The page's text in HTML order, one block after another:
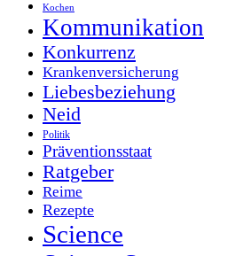
Kochen
Kommunikation
Konkurrenz
Krankenversicherung
Liebesbeziehung
Neid
Politik
Präventionsstaat
Ratgeber
Reime
Rezepte
Science